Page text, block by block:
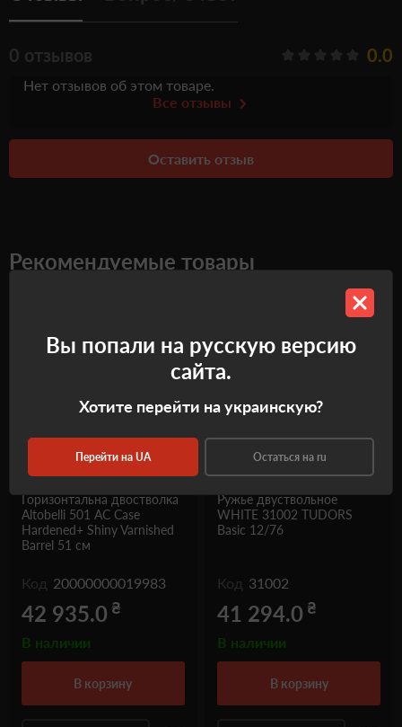
0 отзывов 0.0
Нет отзывов об этом товаре.
Все отзывы
Оставить отзыв
Рекомендуемые товары
Горизонтальна двостволка
Altobelli 501 AC Case
Hardened+ Shiny Varnished
Barrel 51 см
Код 20000000019983
42 935.0 ₴
В наличии
в корзину
Ружье двуствольное
WHITE 31002 TUDORS
Basic 12/76
Код 31002
41 294.0 ₴
В наличии
в корзину
Вы попали на русскую версию
сайта.
Хотите перейти на украинскую?
Перейти на UA Остаться на ru